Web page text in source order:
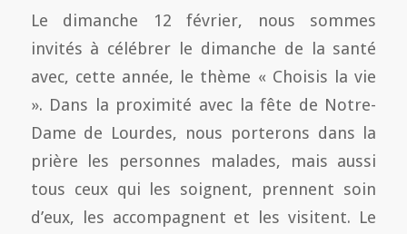
Le dimanche 12 février, nous sommes
invités à célébrer le dimanche de la santé
avec, cette année, le thème « Choisis la vie
». Dans la proximité avec la fête de Notre-
Dame de Lourdes, nous porterons dans la
prière les personnes malades, mais aussi
tous ceux qui les soignent, prennent soin
d’eux, les accompagnent et les visitent. Le